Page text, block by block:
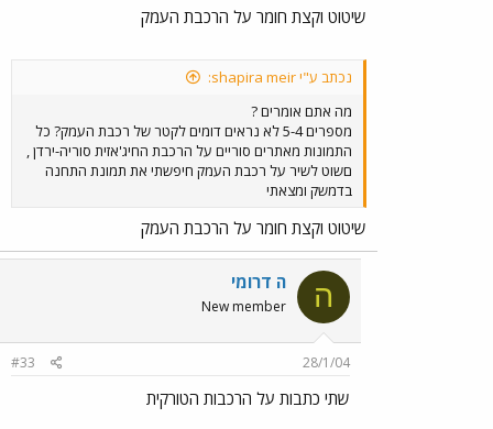
שיטוט וקצת חומר על הרכבת העמק
נכתב ע"י shapira meir:
מה אתם אומרים ?
מספרים 5-4 לא נראים דומים לקטר של רכבת העמק? כל
התמונות מאתרים סוריים על הרכבת החיג'אזית סוריה-ירדן ,
םשוט לשיר על רכבת העמק חיפשתי את תמונת התחנה
בדמשק ומצאתי
שיטוט וקצת חומר על הרכבת העמק
ה ה דרומי
New member
28/1/04
#33
שתי כתבות על הרכבות הטורקית